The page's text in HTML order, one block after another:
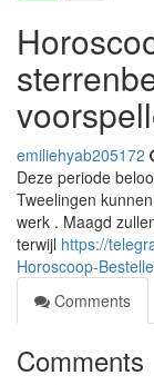
emiliehyab205172
Deze periode
Tweelingen
werk . Maagd
terwijl https://
Horoscoop-
Comments
Comments